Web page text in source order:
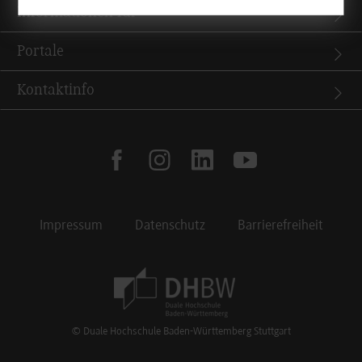
Informationen für
Portale
Kontaktinfo
facebookinstagramlinkedinyoutube
Impressum Datenschutz Barrierefreiheit
© Duale Hochschule Baden-Württemberg Stuttgart